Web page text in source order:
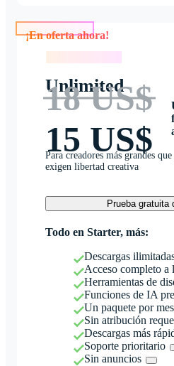
Unlimited
18 US$
15 US$
Para creadores más grandes
exigen libertad creativa
Prueba gratuita
Todo en Starter, más:
Descargas
Acceso completo a
Herramientas de
Funciones de IA
Un paquete por mes
Sin atribución
Descargas más
Soporte prioritario
Sin anuncios